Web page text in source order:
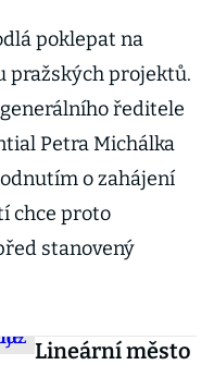
poklepat na
pražských projektů.
ředitele
Petra Michálka
o zahájení
chce proto
stanovený
Lineární město